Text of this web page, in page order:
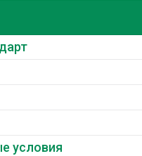
условия